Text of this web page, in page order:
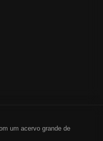
um acervo grande de